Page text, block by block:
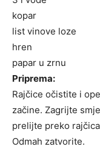
kopar
list vinove loze
hren
papar u zrnu
Priprema:
Rajčice očistite i
začine. Zagrijte
prelijte preko
Odmah zatvorite.